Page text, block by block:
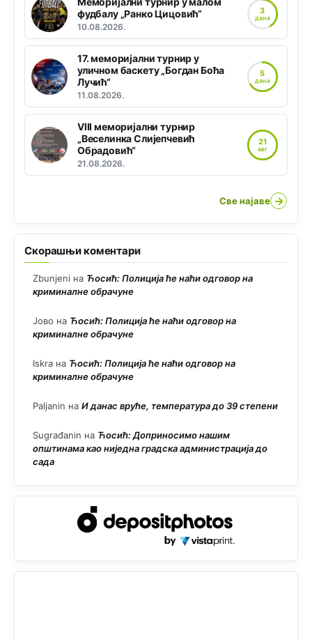
фудбалу „Ранко Цицовић“
10.08.2026.
3
ДАНА
17. меморијални турнир у
уличном баскету „Богдан Боћа
Лучић“
11.08.2026.
5
ДАНА
VIII меморијални турнир
„Веселинка Слијепчевић
Обрадовић“
21.08.2026.
21
АВГ
Све најаве →
Скорашњи коментари
Zbunjeni на Ћосић: Полиција ће наћи одговор на
криминалне обрачуне
Јово на Ћосић: Полиција ће наћи одговор на
криминалне обрачуне
Iskra на Ћосић: Полиција ће наћи одговор на
криминалне обрачуне
Paljanin на И данас вруће, температура до 39 степени
Sugrađanin на Ћосић: Доприносимо нашим
општинама као ниједна градска администрација до
сада